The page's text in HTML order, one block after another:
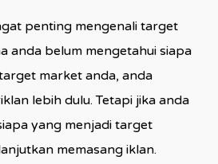
penting mengenali target
anda belum mengetahui siapa
market anda, anda
lebih dulu. Tetapi jika anda
yang menjadi target
memasang iklan.